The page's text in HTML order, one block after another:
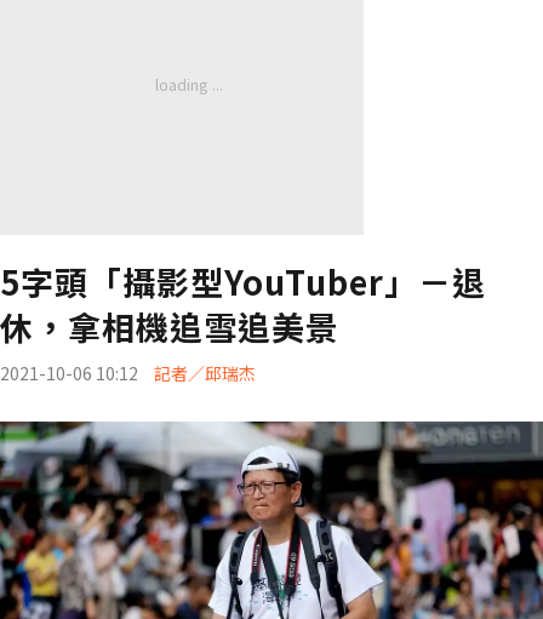
5字頭「攝影型YouTuber」－退
休，拿相機追雪追美景
2021-10-06 10:12 記者／邱瑞杰